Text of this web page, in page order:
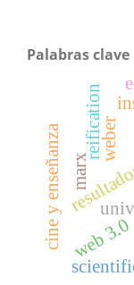
Palabras clave
weber
reification
marx
cine y enseñanza web 3.0